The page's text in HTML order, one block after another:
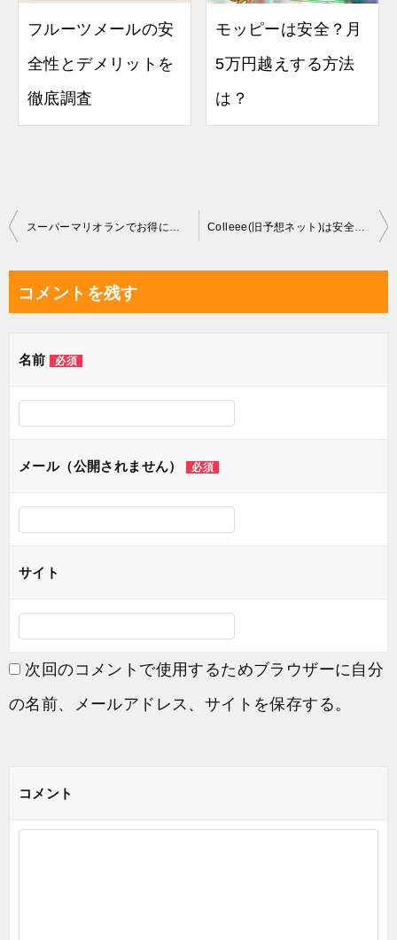
フルーツメールの安
全性とデメリットを
徹底調査
モッピーは安全？月
5万円越えする方法
は？
投
ビ
ー
ョ
スーパーマリオランでお得に稼ぐ裏ワザ Colleee(旧予想ネット)は安全？攻略特集
コメントを残す
名前 必須
メール（公開されません） 必須
サイト
次回のコメントで使用するためブラウザーに自分
の名前、メールアドレス、サイトを保存する。
コメント